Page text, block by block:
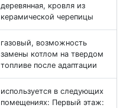
деревянная, кровля из
керамической черепицы
газовый, возможность
замены котлом на твердом
топливе после адаптации
используется в следующих
помещениях: Первый этаж: